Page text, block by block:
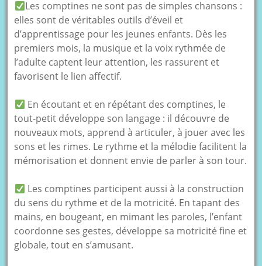
Les comptines ne sont pas de simples chansons :
elles sont de véritables outils d’éveil et
d’apprentissage pour les jeunes enfants. Dès les
premiers mois, la musique et la voix rythmée de
l’adulte captent leur attention, les rassurent et
favorisent le lien affectif.
En écoutant et en répétant des comptines, le
tout-petit développe son langage : il découvre de
nouveaux mots, apprend à articuler, à jouer avec les
sons et les rimes. Le rythme et la mélodie facilitent la
mémorisation et donnent envie de parler à son tour.
Les comptines participent aussi à la construction
du sens du rythme et de la motricité. En tapant des
mains, en bougeant, en mimant les paroles, l’enfant
coordonne ses gestes, développe sa motricité fine et
globale, tout en s’amusant.